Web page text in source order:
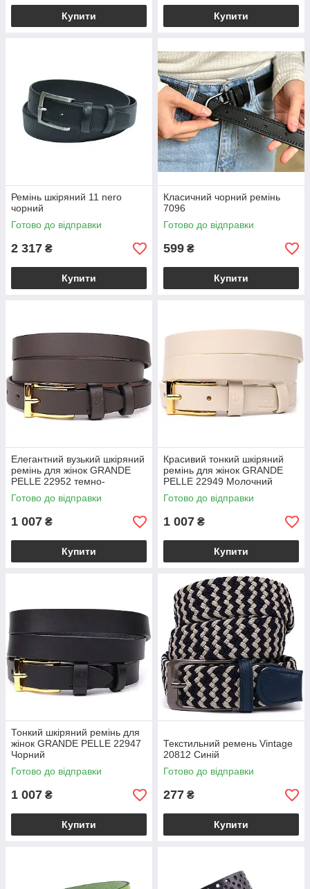
Купити Купити
Ремінь шкіряний 11 nero
чорний
Готово до відправки
2 317 ₴
Купити
Класичний чорний ремінь
7096
Готово до відправки
599 ₴
Купити
Елегантний вузький шкіряний
ремінь для жінок GRANDE
PELLE 22952 темно-
коричневий
Готово до відправки
1 007 ₴
Купити
Красивий тонкий шкіряний
ремінь для жінок GRANDE
PELLE 22949 Молочний
Готово до відправки
1 007 ₴
Купити
Тонкий шкіряний ремінь для
жінок GRANDE PELLE 22947
Чорний
Готово до відправки
1 007 ₴
Купити
Текстильний ремень Vintage
20812 Синій
Готово до відправки
277 ₴
Купити